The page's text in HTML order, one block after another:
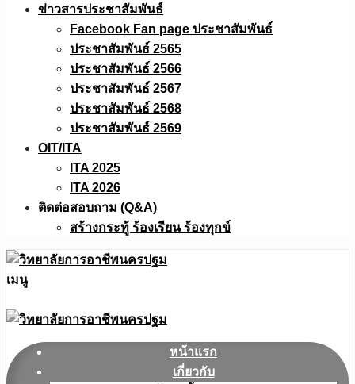
ข่าวสารประชาสัมพันธ์
Facebook Fan page ประชาสัมพันธ์
ประชาสัมพันธ์ 2565
ประชาสัมพันธ์ 2566
ประชาสัมพันธ์ 2567
ประชาสัมพันธ์ 2568
ประชาสัมพันธ์ 2569
OIT/ITA
ITA 2025
ITA 2026
ติดต่อสอบถาม (Q&A)
สร้างกระทู้ ร้องเรียน ร้องทุกข์
เมนู
หน้าแรก
เกี่ยวกับ